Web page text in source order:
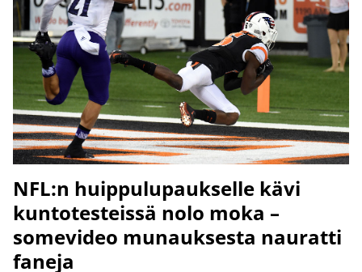
NFL:n huippulupaukselle kävi
kuntotesteissä nolo moka –
somevideo munauksesta nauratti
faneja